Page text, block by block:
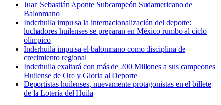
Juan Sebastián Aponte Subcampeón Sudamericano de
Balonmano
Inderhuila impulsa la internacionalización del deporte:
luchadores huilenses se preparan en México rumbo al ciclo
olímpico
Inderhuila impulsa el balonmano como disciplina de
crecimiento regional
Inderhuila exaltará con más de 200 Millones a sus campeones
Huilense de Oro y Gloria al Deporte
Deportistas huilenses, nuevamente protagonistas en el billete
de la Lotería del Huila